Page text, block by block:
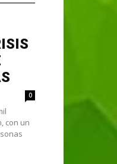
0
con un